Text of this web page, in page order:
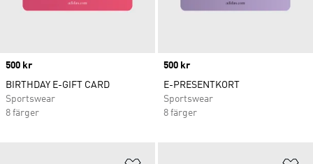
Price
500 kr
BIRTHDAY E-GIFT CARD
Sportswear
8 färger
Price
500 kr
E-PRESENTKORT
Sportswear
8 färger